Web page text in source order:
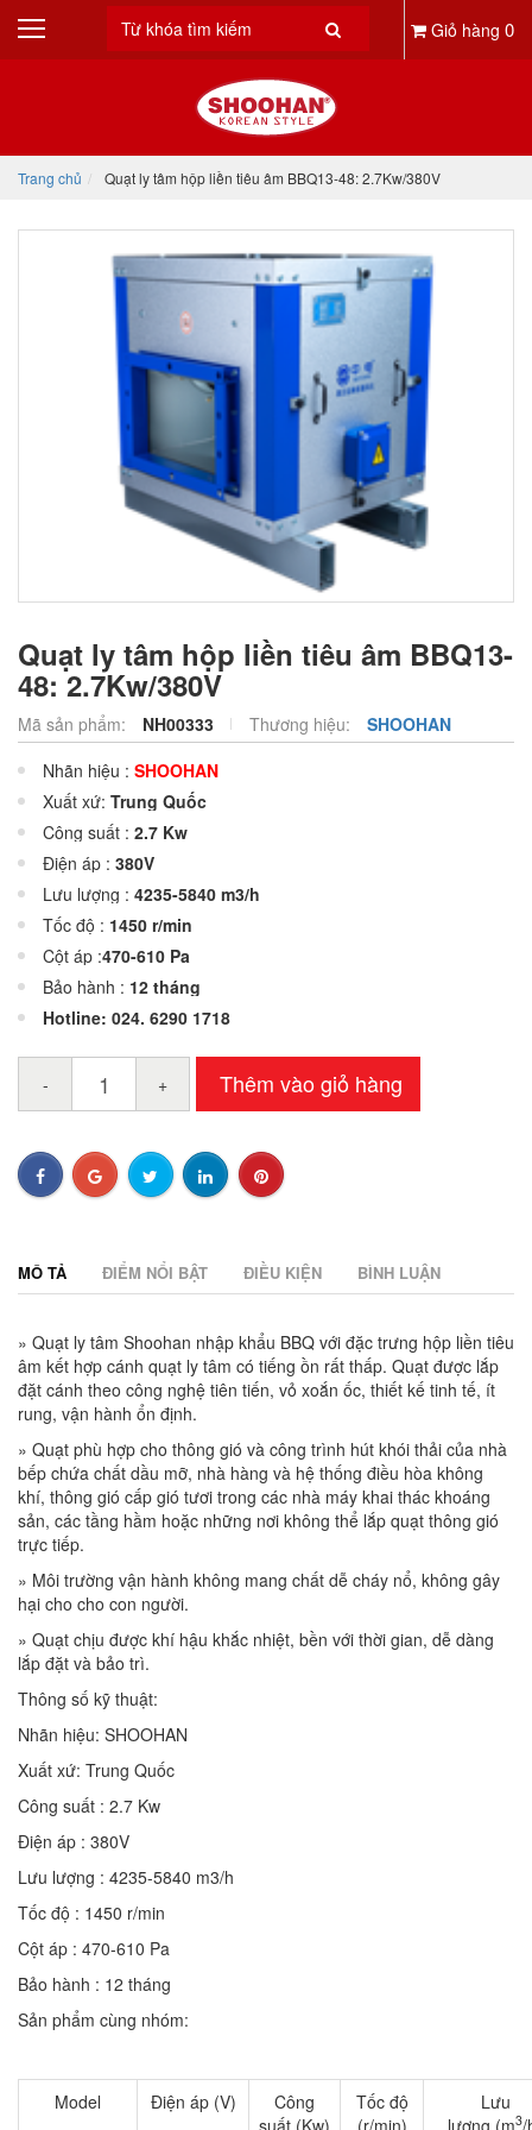
Giỏ hàng 0
Trang chủ Quạt ly tâm hộp liền tiêu âm BBQ13-48: 2.7Kw/380V
Quạt ly tâm hộp liền tiêu âm BBQ13-
48: 2.7Kw/380V
Mã sản phẩm: NH00333 Thương hiệu:
SHOOHAN
Nhãn hiệu : SHOOHAN
Xuất xứ: Trung Quốc
Công suất : 2.7 Kw
Điện áp : 380V
Lưu lượng : 4235-5840 m3/h
Tốc độ : 1450 r/min
Cột áp :470-610 Pa
Bảo hành : 12 tháng
Hotline: 024. 6290 1718
- + Thêm vào giỏ hàng
MÔ TẢ ĐIỂM NỔI BẬT ĐIỀU KIỆN BÌNH LUẬN
» Quạt ly tâm Shoohan nhập khẩu BBQ với đặc trưng hộp liền tiêu
âm kết hợp cánh quạt ly tâm có tiếng ồn rất thấp. Quạt được lắp
đặt cánh theo công nghệ tiên tiến, vỏ xoắn ốc, thiết kế tinh tế, ít
rung, vận hành ổn định.
» Quạt phù hợp cho thông gió và công trình hút khói thải của nhà
bếp chứa chất dầu mỡ, nhà hàng và hệ thống điều hòa không
khí, thông gió cấp gió tươi trong các nhà máy khai thác khoáng
sản, các tầng hầm hoặc những nơi không thể lắp quạt thông gió
trực tiếp.
» Môi trường vận hành không mang chất dễ cháy nổ, không gây
hại cho cho con người.
» Quạt chịu được khí hậu khắc nhiệt, bền với thời gian, dễ dàng
lắp đặt và bảo trì.
Thông số kỹ thuật:
Nhãn hiệu: SHOOHAN
Xuất xứ: Trung Quốc
Công suất : 2.7 Kw
Điện áp : 380V
Lưu lượng : 4235-5840 m3/h
Tốc độ : 1450 r/min
Cột áp : 470-610 Pa
Bảo hành : 12 tháng
Sản phẩm cùng nhóm:
Model Điện áp (V)
Công
suất (Kw)
Tốc độ
(r/min)
Lưu
lượng (m3/